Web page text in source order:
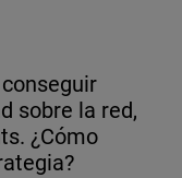
sobre la red,
¿Cómo